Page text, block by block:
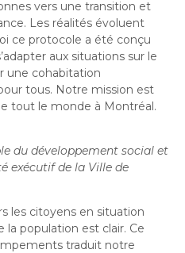
vers une transition et
Les réalités évoluent
ce protocole a été conçu
aux situations sur le
une cohabitation
tous. Notre mission est
tout le monde à Montréal.
du développement social et
exécutif de la Ville de
les citoyens en situation
la population est clair. Ce
traduit notre